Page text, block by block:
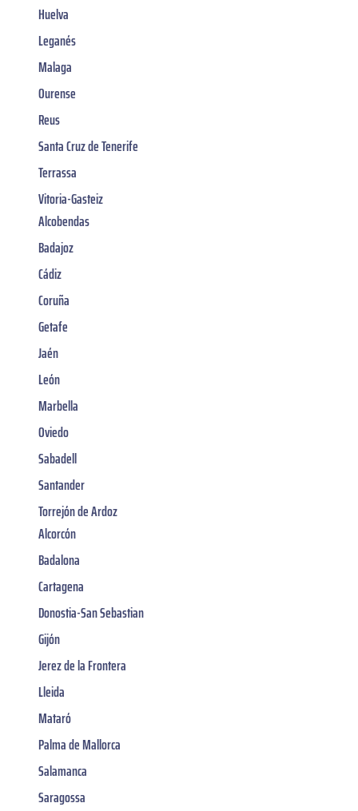
Huelva
Leganés
Malaga
Ourense
Reus
Santa Cruz de Tenerife
Terrassa
Vitoria-Gasteiz
Alcobendas
Badajoz
Cádiz
Coruña
Getafe
Jaén
León
Marbella
Oviedo
Sabadell
Santander
Torrejón de Ardoz
Alcorcón
Badalona
Cartagena
Donostia-San Sebastian
Gijón
Jerez de la Frontera
Lleida
Mataró
Palma de Mallorca
Salamanca
Saragossa